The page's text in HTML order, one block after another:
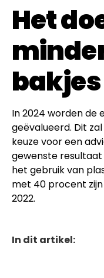
Het
In 2024 worden de
geëvalueerd. Dit
keuze voor een
gewenste
het gebruik van
met 40 procent
2022.
In dit artikel: